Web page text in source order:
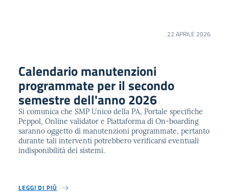
22 APRILE 2026
Calendario manutenzioni
programmate per il secondo
semestre dell'anno 2026
Si comunica che SMP Unico della PA, Portale specifiche
Peppol, Online validator e Piattaforma di On-boarding
saranno oggetto di manutenzioni programmate, pertanto
durante tali interventi potrebbero verificarsi eventuali
indisponibilità dei sistemi.
LEGGI DI PIÙ